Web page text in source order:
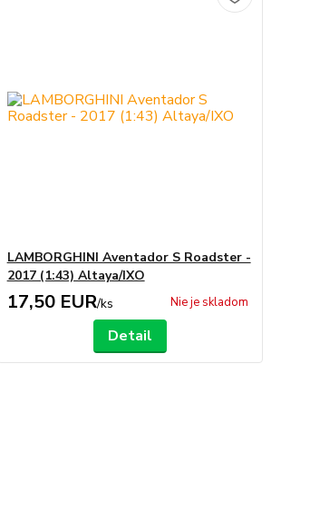
LAMBORGHINI Aventador S Roadster -
2017 (1:43) Altaya/IXO
17,50 EUR/ks Nie je skladom
Detail